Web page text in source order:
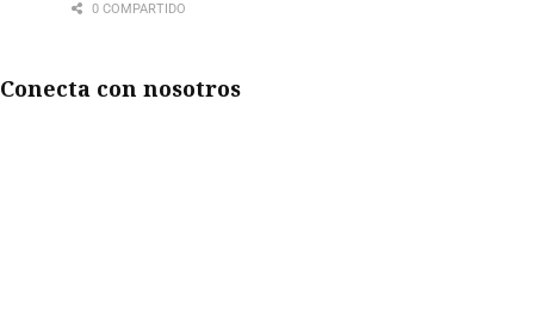
0 COMPARTIDO
Conecta con nosotros